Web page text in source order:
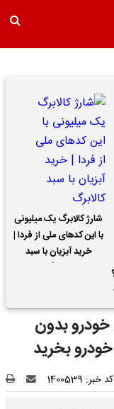
شارژ کالابرگ یک میلیونی
با این کدهای ملی از فردا |
خرید آبزیان با سبد
خودرو بدون
بخرید
کد خبر: 1400539